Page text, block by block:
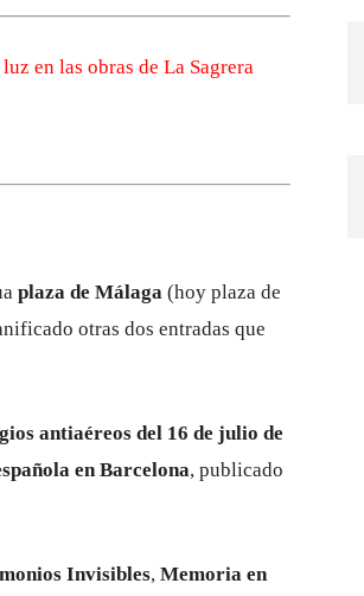
en las obras de La Sagrera
plaza de Málaga (hoy plaza de
otras dos entradas que
antiaéreos del 16 de julio de
en Barcelona, publicado
Invisibles, Memoria en